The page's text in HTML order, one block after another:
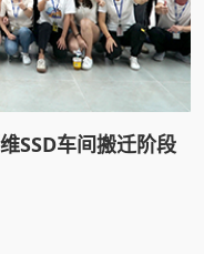
SSD车间搬迁阶段